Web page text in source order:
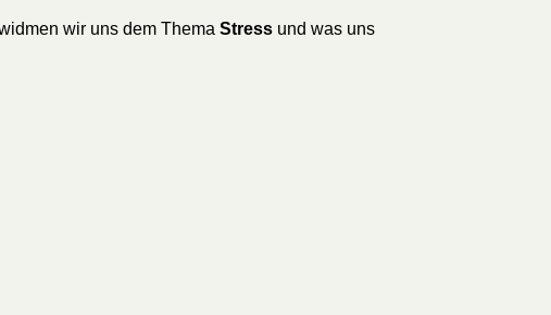
wir uns dem Thema Stress und was uns